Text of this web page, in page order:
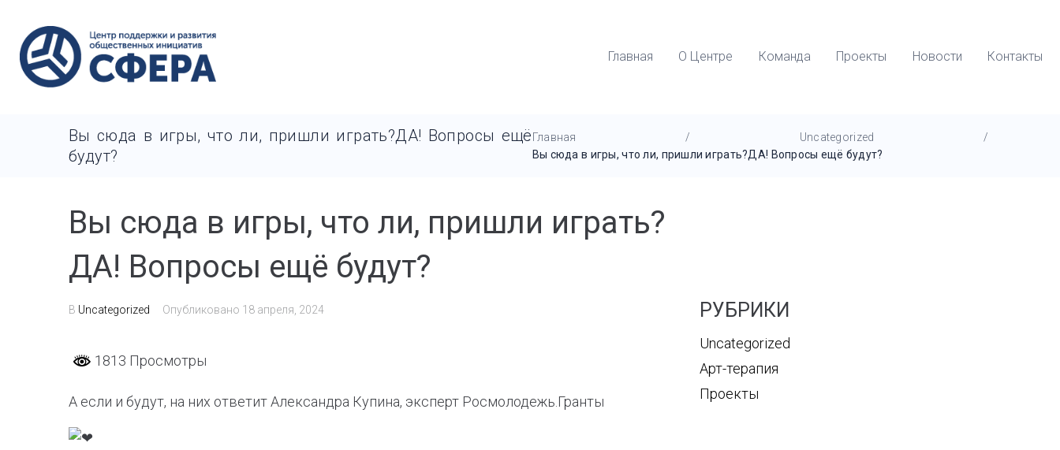
Главная О Центре Команда Проекты Новости Контакты
Вы сюда в игры, что ли, пришли играть?ДА! Вопросы ещё
будут?
Главная / Uncategorized
/
Вы сюда в игры, что ли, пришли играть?ДА! Вопросы ещё будут?
Вы сюда в игры, что ли, пришли играть?
ДА! Вопросы ещё будут?
В Uncategorized Опубликовано 18 апреля, 2024
1813 Просмотры
А если и будут, на них ответит Александра Купина, эксперт Росмолодежь.Гранты
РУБРИКИ
Uncategorized
Арт-терапия
Проекты